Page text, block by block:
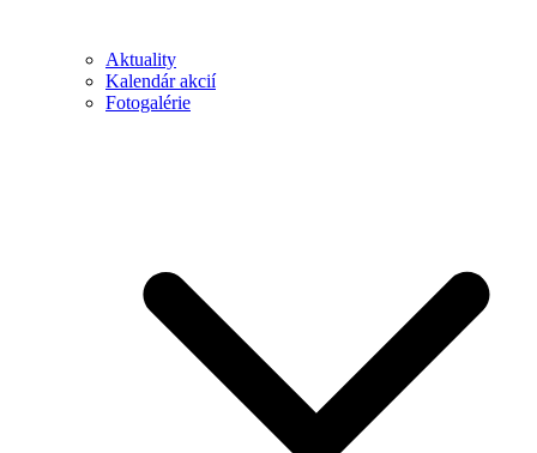
Aktuality
Kalendár akcií
Fotogalérie